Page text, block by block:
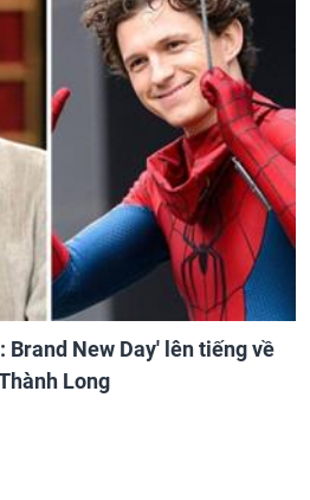
New Day' lên tiếng về
Long